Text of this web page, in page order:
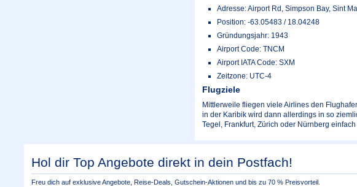
Adresse: Airport Rd, Simpson Bay, Sint
Position: -63.05483 / 18.04248
Gründungsjahr: 1943
Airport Code: TNCM
Airport IATA Code: SXM
Zeitzone: UTC-4
Flugziele
Mittlerweile fliegen viele Airlines den
in der Karibik wird dann allerdings in so
Tegel, Frankfurt, Zürich oder Nürnberg
Hol dir Top Angebote direkt in dein Postfach!
Freu dich auf exklusive Angebote, Reise-Deals, Gutschein-Aktionen und bis zu 70 % Preisvorteil.